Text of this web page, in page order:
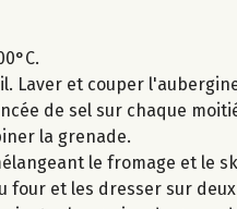
Laver et couper
de sel sur chaque
la grenade.
le fromage et le
four et les dresser sur